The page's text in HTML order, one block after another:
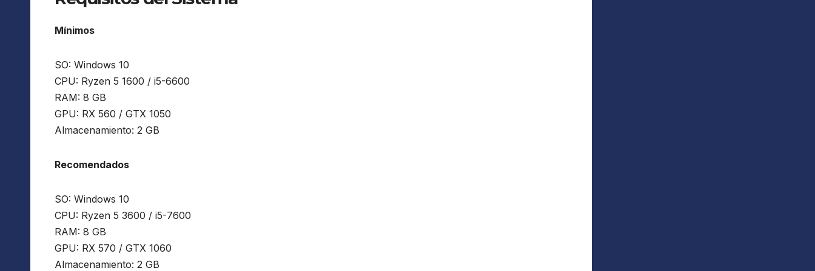
Mínimos
SO: Windows 10
CPU: Ryzen 5 1600 / i5-6600
RAM: 8 GB
GPU: RX 560 / GTX 1050
Almacenamiento: 2 GB
Recomendados
SO: Windows 10
CPU: Ryzen 5 3600 / i5-7600
RAM: 8 GB
GPU: RX 570 / GTX 1060
Almacenamiento: 2 GB